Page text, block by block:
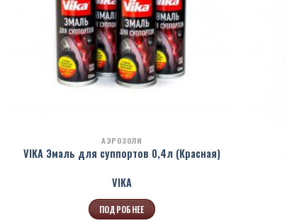
АЭРОЗОЛИ
VIKA Эмаль для суппортов 0,4л (Красная)
VIKA
ПОДРОБНЕЕ